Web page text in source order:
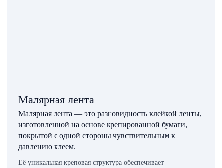
Малярная лента
Малярная лента — это разновидность клейкой ленты,
изготовленной на основе крепированной бумаги,
покрытой с одной стороны чувствительным к
давлению клеем.
Её уникальная креповая структура обеспечивает